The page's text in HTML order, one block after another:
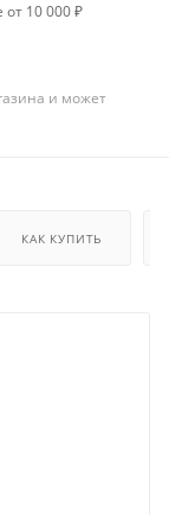
от 10 000 ₽
и может
КАК КУПИТЬ